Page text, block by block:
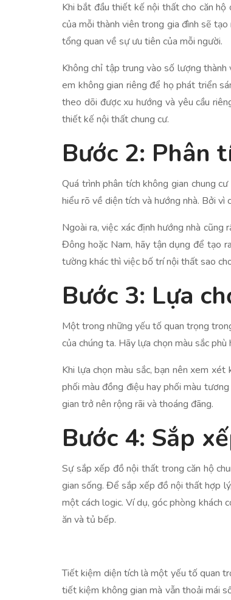
Khi bắt đầu thiết kế nội thất cho căn hộ
của mỗi thành viên trong gia đình sẽ
tổng quan về sự ưu tiên của mỗi người.
Không chỉ tập trung vào số lượng
em không gian riêng để họ phát triển
theo dõi được xu hướng và yêu cầu
thiết kế nội thất chung cư.
Bước 2: Phân
Quá trình phân tích không gian chung
hiểu rõ về diện tích và hướng nhà. Bởi
Ngoài ra, việc xác định hướng nhà
Đông hoặc Nam, hãy tận dụng để tạo
tường khác thì việc bố trí nội thất sao
Bước 3: Lựa
Một trong những yếu tố quan trọng
của chúng ta. Hãy lựa chọn màu sắc
Khi lựa chọn màu sắc, bạn nên xem
phối màu đồng điệu hay phối màu
gian trở nên rộng rãi và thoáng đãng.
Bước 4: Sắp
Sự sắp xếp đồ nội thất trong căn hộ
gian sống. Để sắp xếp đồ nội thất hợp
một cách logic. Ví dụ, góc phòng khách
ăn và tủ bếp.
Tiết kiệm diện tích là một yếu tố quan
tiết kiệm không gian mà vẫn thoải mái